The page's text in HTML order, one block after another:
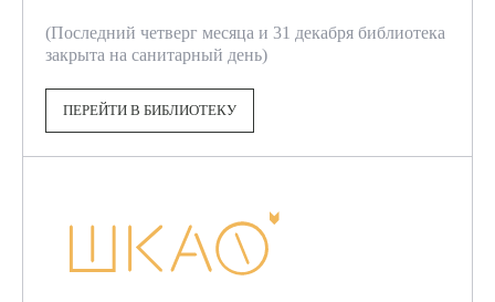
(Последний четверг месяца и 31 декабря библиотека
закрыта на санитарный день)
ПЕРЕЙТИ В БИБЛИОТЕКУ